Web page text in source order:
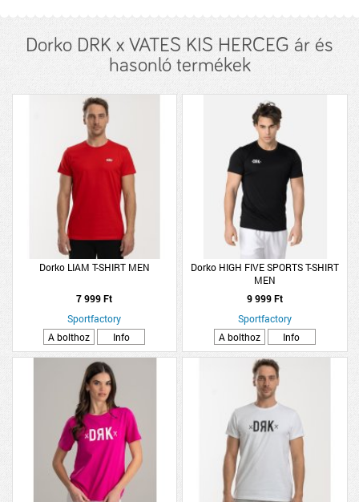
Dorko DRK x VATES KIS HERCEG ár és
hasonló termékek
Dorko LIAM T-SHIRT MEN
7 999 Ft
Sportfactory
A bolthoz
Info
Dorko HIGH FIVE SPORTS T-SHIRT
MEN
9 999 Ft
Sportfactory
A bolthoz
Info